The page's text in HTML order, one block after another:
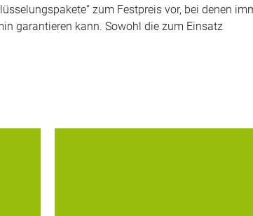
zum Festpreis vor, bei denen
garantieren kann. Sowohl die zum Einsatz